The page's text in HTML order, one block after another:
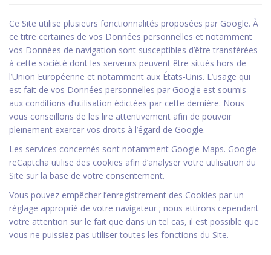
Ce Site utilise plusieurs fonctionnalités proposées par Google. À
ce titre certaines de vos Données personnelles et notamment
vos Données de navigation sont susceptibles d’être transférées
à cette société dont les serveurs peuvent être situés hors de
l’Union Européenne et notamment aux États-Unis. L’usage qui
est fait de vos Données personnelles par Google est soumis
aux conditions d’utilisation édictées par cette dernière. Nous
vous conseillons de les lire attentivement afin de pouvoir
pleinement exercer vos droits à l’égard de Google.
Les services concernés sont notamment Google Maps. Google
reCaptcha utilise des cookies afin d’analyser votre utilisation du
Site sur la base de votre consentement.
Vous pouvez empêcher l’enregistrement des Cookies par un
réglage approprié de votre navigateur ; nous attirons cependant
votre attention sur le fait que dans un tel cas, il est possible que
vous ne puissiez pas utiliser toutes les fonctions du Site.